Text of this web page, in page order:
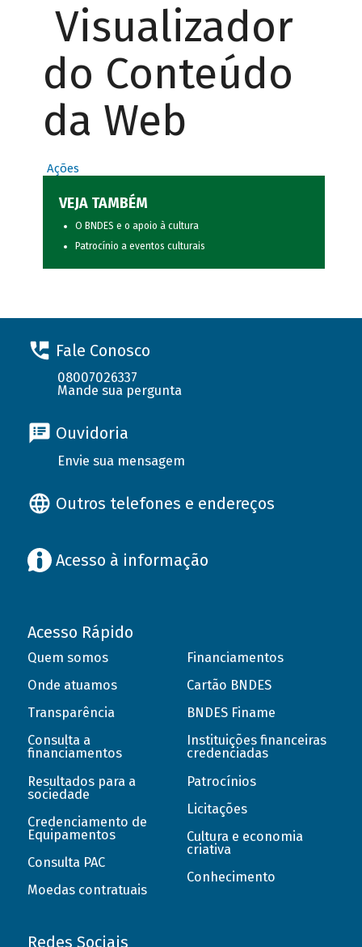
Visualizador
do Conteúdo
da Web
Ações
VEJA TAMBÉM
O BNDES e o apoio à cultura
Patrocínio a eventos culturais
Fale Conosco
08007026337
Mande sua pergunta
Ouvidoria
Envie sua mensagem
Outros telefones e endereços
Acesso à informação
Acesso Rápido
Quem somos
Onde atuamos
Transparência
Consulta a
financiamentos
Resultados para a
sociedade
Credenciamento de
Equipamentos
Consulta PAC
Moedas contratuais
Financiamentos
Cartão BNDES
BNDES Finame
Instituições financeiras
credenciadas
Patrocínios
Licitações
Cultura e economia
criativa
Conhecimento
Redes Sociais